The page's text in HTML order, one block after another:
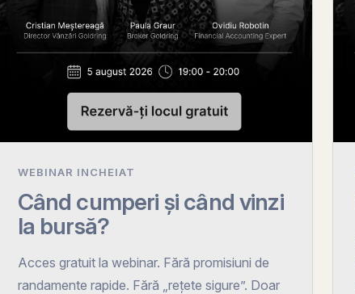
WEBINAR INCHEIAT
Când cumperi și când vinzi
la bursă?
Acces gratuit la webinar. Fără promisiuni de
randamente rapide. Fără „rețete sigure”. Doar